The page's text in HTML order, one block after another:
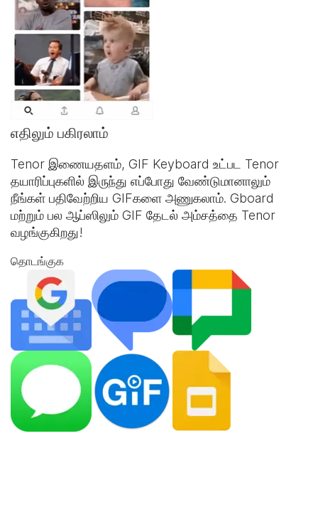
எதிலும் பகிரலாம்
Tenor இணையதளம், GIF Keyboard உட்பட Tenor
தயாரிப்புகளில் இருந்து எப்போது வேண்டுமானாலும்
நீங்கள் பதிவேற்றிய GIFகளை அணுகலாம். Gboard
மற்றும் பல ஆப்ஸிலும் GIF தேடல் அம்சத்தை Tenor
வழங்குகிறது!
தொடங்குக